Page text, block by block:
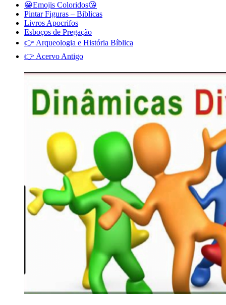
😀Emojis Coloridos😘
Pintar Figuras – Biblicas
Livros Apocrifos
Esboços de Pregação
👉 Arqueologia e História Bíblica
👉 Acervo Antigo